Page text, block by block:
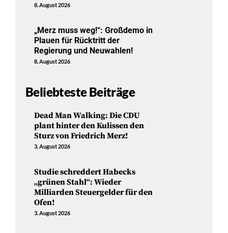
8. August 2026
„Merz muss weg!“: Großdemo in
Plauen für Rücktritt der
Regierung und Neuwahlen!
8. August 2026
Beliebteste Beiträge
Dead Man Walking: Die CDU
plant hinter den Kulissen den
Sturz von Friedrich Merz!
3. August 2026
Studie schreddert Habecks
„grünen Stahl“: Wieder
Milliarden Steuergelder für den
Ofen!
3. August 2026